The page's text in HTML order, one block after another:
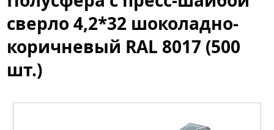
сверло 4,2*32 шоколадно-
коричневый RAL 8017 (500
шт.)